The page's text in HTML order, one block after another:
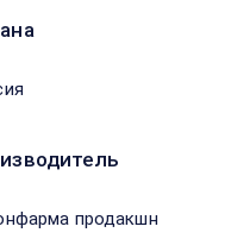
продакшн